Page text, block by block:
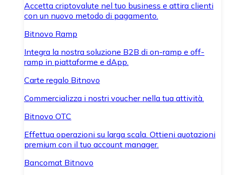
Accetta criptovalute nel tuo business e attira clienti
con un nuovo metodo di pagamento.
Bitnovo Ramp
Integra la nostra soluzione B2B di on-ramp e off-
ramp in piattaforme e dApp.
Carte regalo Bitnovo
Commercializza i nostri voucher nella tua attività.
Bitnovo OTC
Effettua operazioni su larga scala. Ottieni quotazioni
premium con il tuo account manager.
Bancomat Bitnovo